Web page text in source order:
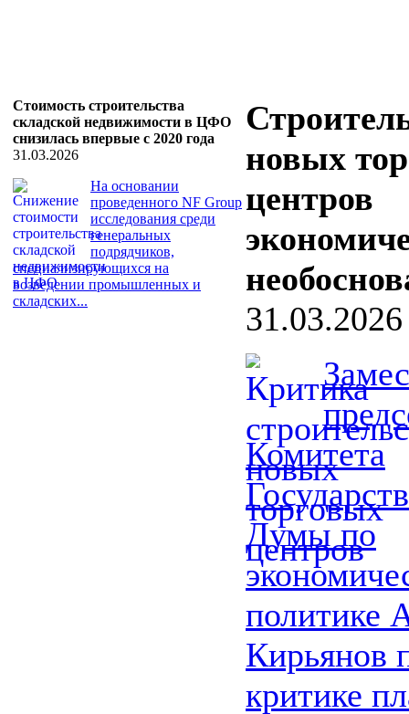
Стоимость строительства
складской недвижимости в ЦФО
снизилась впервые с 2020 года
31.03.2026
На основании
проведенного NF Group
исследования среди
генеральных
подрядчиков,
специализирующихся на
возведении промышленных и
складских...
новых
центров
31.03.2026
Комитета
Думы по
политике
Кирьянов
критике